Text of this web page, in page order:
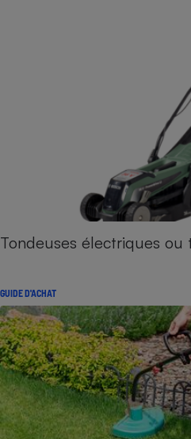
Tondeuses électriques ou
GUIDE D'ACHAT